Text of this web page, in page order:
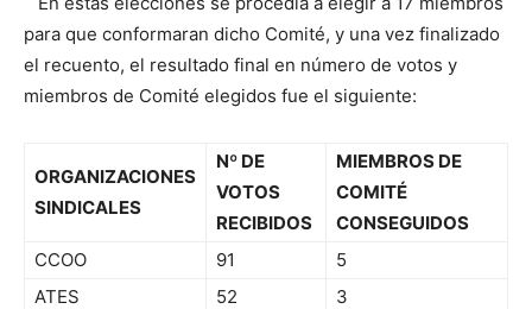
para que conformaran dicho Comité, y una vez finalizado
el recuento, el resultado final en número de votos y
miembros de Comité elegidos fue el siguiente:
ORGANIZACIONES
SINDICALES
Nº DE
VOTOS
RECIBIDOS
MIEMBROS DE
COMITÉ
CONSEGUIDOS
CCOO
91
5
ATES
52
3